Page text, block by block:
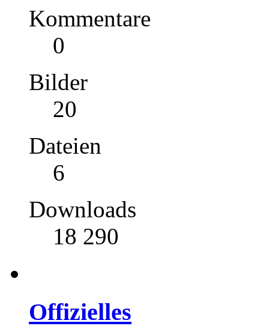
Kommentare
0
Bilder
20
Dateien
6
Downloads
18 290
Offizielles